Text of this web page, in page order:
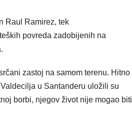
Raul Ramirez, tek
povreda zadobijenih na
zastoj na samom terenu. Hitno
u Santanderu uložili su
borbi, njegov život nije mogao biti